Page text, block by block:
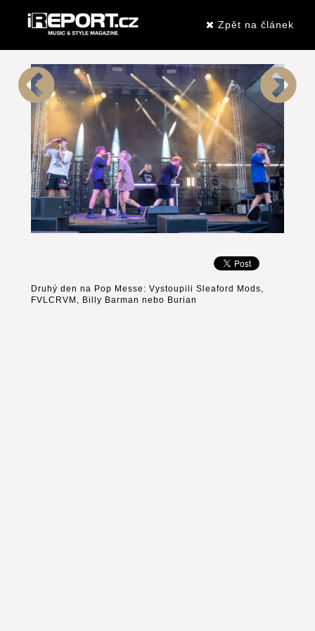
Zpět na článek
Druhý den na Pop Messe: Vystoupili Sleaford Mods,
FVLCRVM, Billy Barman nebo Burian